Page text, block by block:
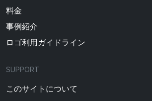
料金
事例紹介
ロゴ利用ガイドライン
SUPPORT
このサイトについて